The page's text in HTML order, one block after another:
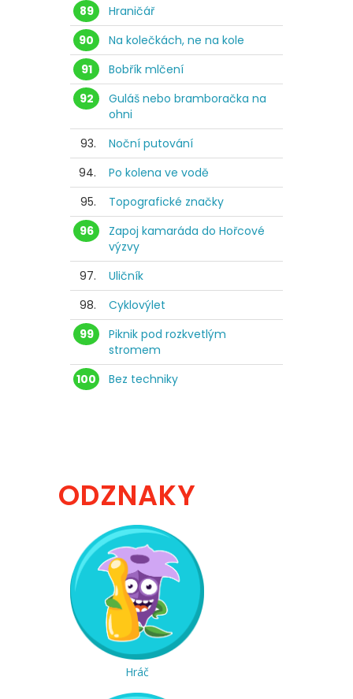
89
Hraničář
90
Na kolečkách, ne na kole
91
Bobřík mlčení
92
Guláš nebo bramboračka na
ohni
93.
Noční putování
94.
Po kolena ve vodě
95.
Topografické značky
96
Zapoj kamaráda do Hořcové
výzvy
97.
Uličník
98.
Cyklovýlet
99
Piknik pod rozkvetlým
stromem
100
Bez techniky
ODZNAKY
Hráč